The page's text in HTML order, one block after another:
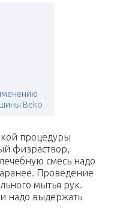
Beko
процедуры
физраствор,
смесь надо
Проведение
мытья рук.
надо выдержать